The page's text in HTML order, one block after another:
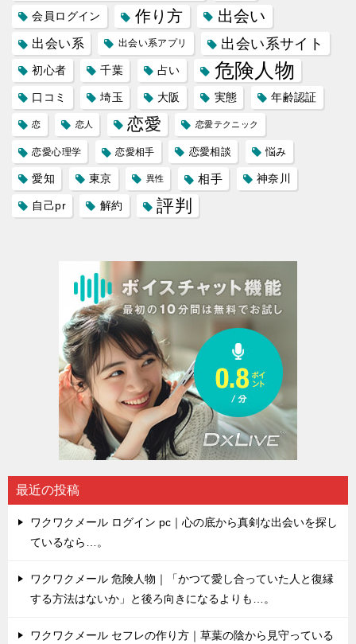
会員ログイン 作り方 出会い
出会い系 出会い系アプリ 出会い系サイト
初心者 千葉 占い 危険人物
口コミ 埼玉 大阪 実態 年齢認証
恋 恋人 恋愛 恋愛テクニック
恋愛心理学 恋愛相手 恋愛相談 悩み
愛知 東京 異性 相手 神奈川
自己pr 解約 評判
最近の投稿
ワクワクメール ログイン pc｜心の底から真剣な出会いを探し
ているなら…。
ワクワクメール 危険人物｜「かつて愛し合っていた人と復縁
する方法はないか」と後ろ向きになるよりも…。
ワクワクメール セフレの作り方｜草葉の陰から見守っている